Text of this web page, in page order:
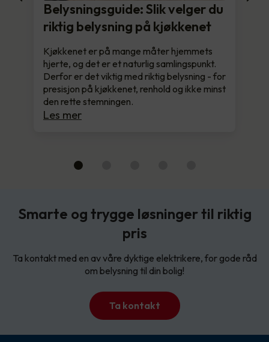
Belysningsguide: Slik velger du
riktig belysning på kjøkkenet
Kjøkkenet er på mange måter hjemmets
hjerte, og det er et naturlig samlingspunkt.
Derfor er det viktig med riktig belysning - for
presisjon på kjøkkenet, renhold og ikke minst
den rette stemningen.
Les mer
Smarte og trygge løsninger til riktig
pris
Ta kontakt med en av våre dyktige elektrikere, for gode råd
om belysning til din bolig!
Ta kontakt